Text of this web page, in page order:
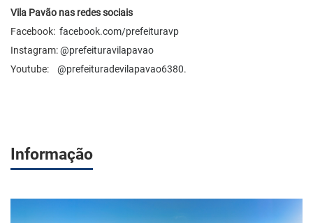
Vila Pavão nas redes sociais
Facebook: facebook.com/prefeituravp
Instagram:@prefeituravilapavao
Youtube:
@prefeituradevilapavao6380.
Informação